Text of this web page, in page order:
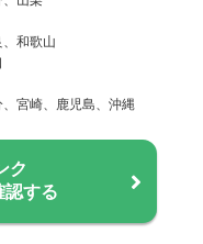
和歌山
宮崎、鹿児島、沖縄
ク
認する